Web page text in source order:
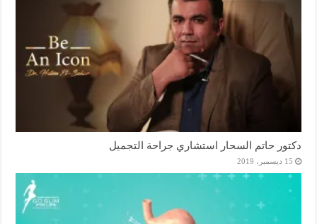
دكتور حاتم السحار استشاري جراحة التجميل
15 ديسمبر، 2019